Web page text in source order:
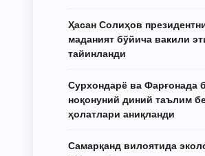
Ҳасан Солиҳов
маданият бўйича вакили
тайинланди
Сурхондарё ва Фарғонада
ноқонуний диний таълим
ҳолатлари аниқланди
Самарқанд вилоятида